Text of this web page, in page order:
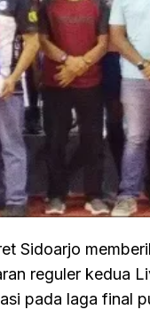
Sidoarjo
reguler kedua
pada laga final